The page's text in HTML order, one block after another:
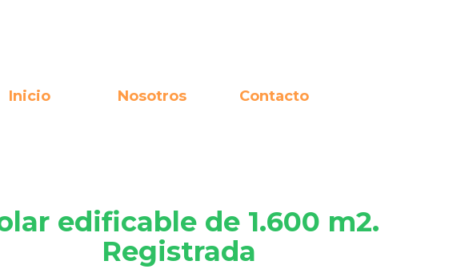
Inicio Nosotros Contacto
edificable de 1.600 m2.
Registrada